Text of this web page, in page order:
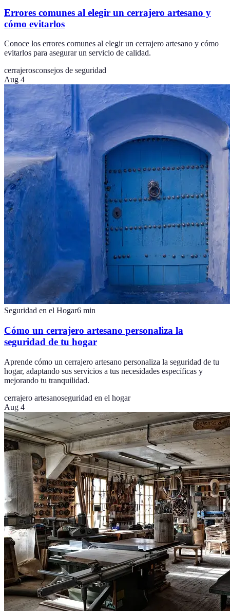
Errores comunes al elegir un cerrajero artesano y
cómo evitarlos
Conoce los errores comunes al elegir un cerrajero artesano y cómo
evitarlos para asegurar un servicio de calidad.
cerrajerosconsejos de seguridad
Aug 4
Seguridad en el Hogar6 min
Cómo un cerrajero artesano personaliza la
seguridad de tu hogar
Aprende cómo un cerrajero artesano personaliza la seguridad de tu
hogar, adaptando sus servicios a tus necesidades específicas y
mejorando tu tranquilidad.
cerrajero artesanoseguridad en el hogar
Aug 4